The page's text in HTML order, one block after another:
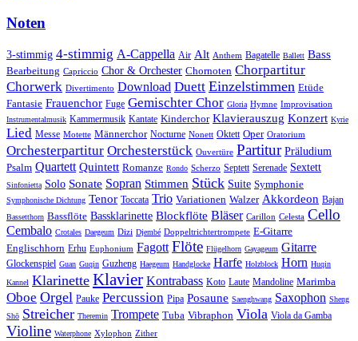
Noten
3-stimmig 4-stimmig A-Cappella Air Alt Anthem Bagatelle Ballett Bass
Bearbeitung Capriccio Chor & Orchester Chornoten Chorpartitur
Chorwerk Divertimento Download Duett Einzelstimmen Etüde
Fantasie Frauenchor Fuge Gemischter Chor Gloria Hymne Improvisation
Instrumentalmusik Kammermusik Kantate Kinderchor Klavierauszug Konzert Kyrie
Lied Messe Motette Männerchor Nocturne Nonett Oktett Oper Oratorium
Orchesterpartitur Orchesterstück Ouvertüre Partitur Präludium
Psalm Quartett Quintett Romanze Rondo Scherzo Septett Serenade Sextett
Sinfonietta Solo Sonate Sopran Stimmen Stück Suite Symphonie
Symphonische Dichtung Tenor Toccata Trio Variationen Walzer Akkordeon Bajan
Bassetthorn Bassflöte Bassklarinette Blockflöte Bläser Carillon Celesta Cello
Cembalo Crotales Daegeum Dizi Djembé Doppeltrichtertrompete E-Gitarre
Englischhorn Erhu Euphonium Fagott Flöte Flügelhorn Gayageum Gitarre
Glockenspiel Guan Guqin Guzheng Haegeum Handglocke Harfe Holzblock Horn Huqin
Kannel Klarinette Klavier Kontrabass Koto Laute Mandoline Marimba
Oboe Orgel Pauke Percussion Pipa Posaune Saenghwang Saxophon Sheng
Shō Streicher Theremin Trompete Tuba Vibraphon Viola Viola da Gamba
Violine Waterphone Xylophon Zither